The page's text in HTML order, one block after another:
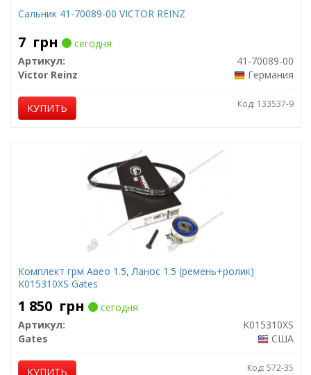
Сальник 41-70089-00 VICTOR REINZ
7 грн
сегодня
Артикул:
41-70089-00
Victor Reinz
Германия
КУПИТЬ Код: 133537-9
Комплект грм Авео 1.5, Ланос 1.5 (ремень+ролик)
K015310XS Gates
1 850 грн
сегодня
Артикул:
K015310XS
Gates
США
КУПИТЬ Код: 572-35